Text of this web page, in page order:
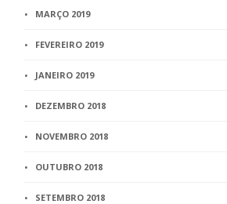
MARÇO 2019
FEVEREIRO 2019
JANEIRO 2019
DEZEMBRO 2018
NOVEMBRO 2018
OUTUBRO 2018
SETEMBRO 2018